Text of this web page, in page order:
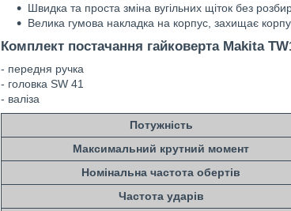
Швидка та проста зміна вугільних щіток без
Велика гумова накладка на корпус, захищає
Комплект постачання гайковерта Makita
- передня ручка
- головка SW 41
- валіза
Потужність
Максимальний крутний момент
Номінальна частота обертів
Частота ударів